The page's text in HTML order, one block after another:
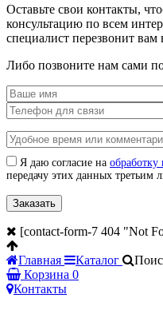
Оставьте свои контакты,
консультацию по всем
специалист перезвонит
Либо позвоните нам сами
Я даю согласие на
передачу этих данных третьим
[contact-form-7 404 "Not
Главная Каталог
Корзина 0
Контакты